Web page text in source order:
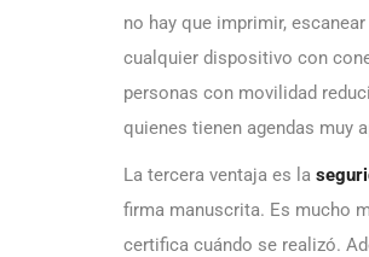
no hay que imprimir,
cualquier dispositivo con
personas con movilidad
quienes tienen agendas muy
La tercera ventaja es la
firma manuscrita. Es mucho
certifica cuándo se realizó.